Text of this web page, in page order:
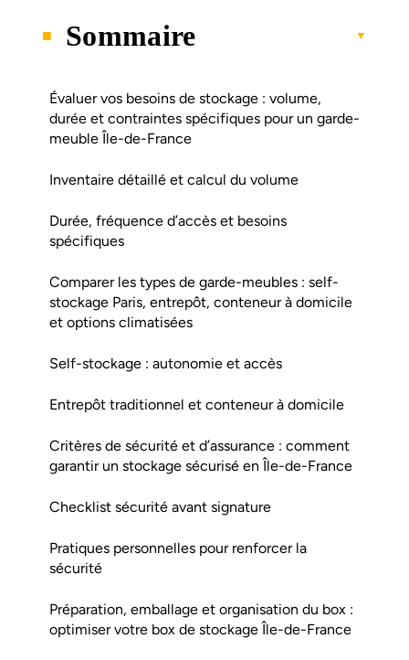
Sommaire
Évaluer vos besoins de stockage : volume,
durée et contraintes spécifiques pour un garde-
meuble Île-de-France
Inventaire détaillé et calcul du volume
Durée, fréquence d’accès et besoins
spécifiques
Comparer les types de garde-meubles : self-
stockage Paris, entrepôt, conteneur à domicile
et options climatisées
Self-stockage : autonomie et accès
Entrepôt traditionnel et conteneur à domicile
Critères de sécurité et d’assurance : comment
garantir un stockage sécurisé en Île-de-France
Checklist sécurité avant signature
Pratiques personnelles pour renforcer la
sécurité
Préparation, emballage et organisation du box :
optimiser votre box de stockage Île-de-France